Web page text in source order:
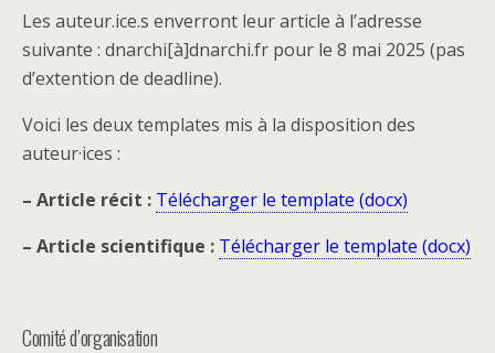
Les auteur.ice.s enverront leur article à l’adresse
suivante : dnarchi[à]dnarchi.fr pour le 8 mai 2025 (pas
d’extention de deadline).
Voici les deux templates mis à la disposition des
auteur·ices :
– Article récit : Télécharger le template (docx)
– Article scientifique : Télécharger le template (docx)
Comité d’organisation